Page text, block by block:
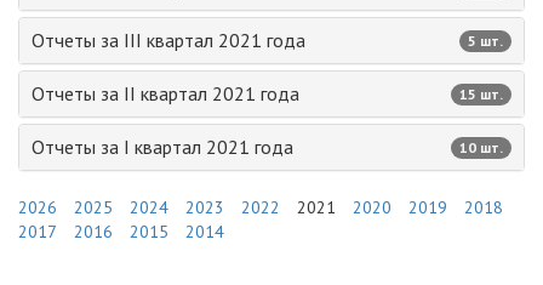
Отчеты за III квартал 2021 года 5 шт.
Отчеты за II квартал 2021 года 15 шт.
Отчеты за I квартал 2021 года 10 шт.
2026 2025 2024 2023 2022 2021 2020 2019
2018
2017
2016 2015 2014